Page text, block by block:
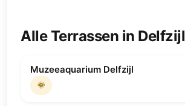
Alle Terrassen in Delfzijl
Muzeeaquarium Delfzijl
🌞